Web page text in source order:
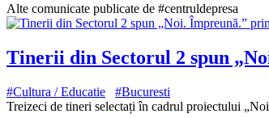
Alte comunicate publicate de #centruldepresa
Tinerii din Sectorul 2 spun
#Cultura / Educatie
#Bucuresti
Treizeci de tineri selectați în cadrul proiectului